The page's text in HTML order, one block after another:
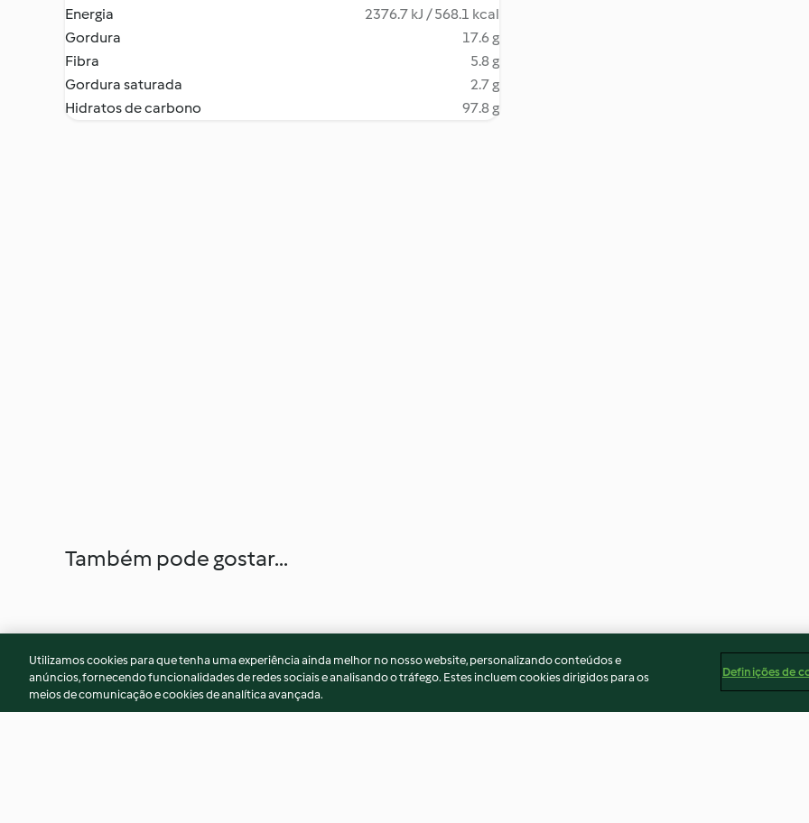
Energia
2376.7 kJ / 568.1 kcal
Gordura
17.6 g
Fibra
5.8 g
Gordura saturada
2.7 g
Hidratos de carbono
97.8 g
Também pode gostar...
Utilizamos cookies para que tenha uma experiência ainda melhor no nosso website, personalizando conteúdos e
anúncios, fornecendo funcionalidades de redes sociais e analisando o tráfego. Estes incluem cookies dirigidos para os
meios de comunicação e cookies de analítica avançada.
Definições de